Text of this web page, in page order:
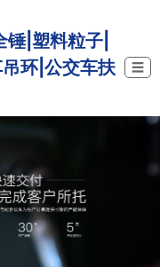
|塑料粒子|
环|公交车扶
☰